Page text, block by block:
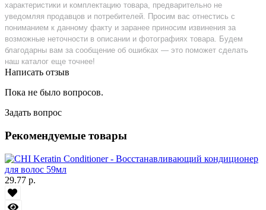
характеристики и комплектацию товара, предварительно не
уведомляя продавцов и потребителей. Просим вас отнестись с
пониманием к данному факту и заранее приносим извинения за
возможные неточности в описании и фотографиях товара. Будем
благодарны вам за сообщение об ошибках — это поможет сделать
наш каталог еще точнее!
Написать отзыв
Пока не было вопросов.
Задать вопрос
Рекомендуемые товары
29.77 р.